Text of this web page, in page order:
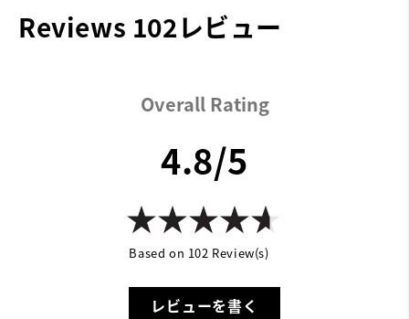
Reviews 102レビュー
Overall Rating
4.8/5
Based on 102 Review(s)
レビューを書く